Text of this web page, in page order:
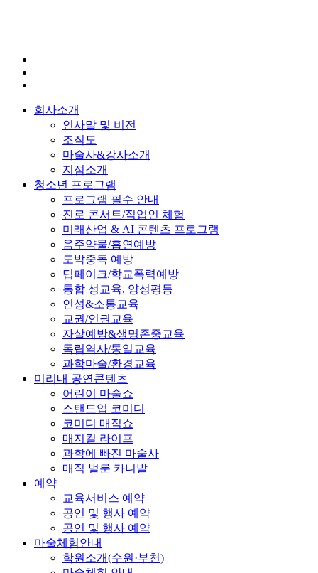
회사소개
인사말 및 비전
조직도
마술사&강사소개
지점소개
청소년 프로그램
프로그램 필수 안내
진로 콘서트/직업인 체험
미래산업 & AI 콘텐츠 프로그램
음주약물/흡연예방
도박중독 예방
딥페이크/학교폭력예방
통합 성교육, 양성평등
인성&소통교육
교권/인권교육
자살예방&생명존중교육
독립역사/통일교육
과학마술/환경교육
미리내 공연콘텐츠
어린이 마술쇼
스탠드업 코미디
코미디 매직쇼
매지컬 라이프
과학에 빠진 마술사
매직 벌룬 카니발
예약
교육서비스 예약
공연 및 행사 예약
공연 및 행사 예약
마술체험안내
학원소개(수원·부천)